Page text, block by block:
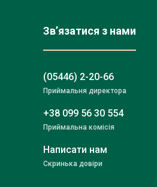
Зв’язатися з нами
(05446) 2-20-66
Приймальня директора
+38 099 56 30 554
Приймальна комісія
Написати нам
Скринька довіри